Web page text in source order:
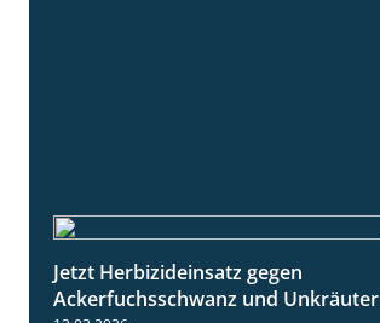
Jetzt Herbizideinsatz gegen
Ackerfuchsschwanz und Unkräuter